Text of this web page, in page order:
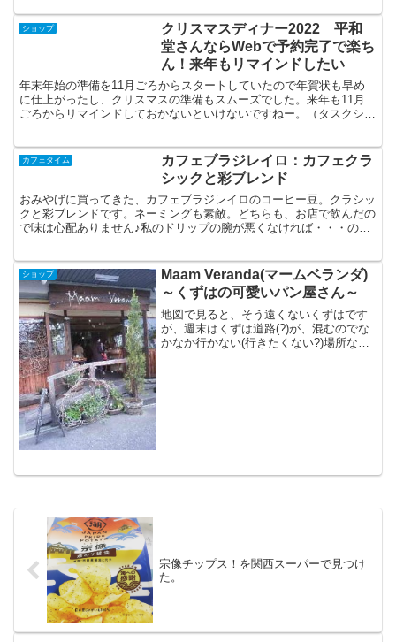
ショップ
クリスマスディナー2022 平和
堂さんならWebで予約完了で楽ち
ん！来年もリマインドしたい
年末年始の準備を11月ごろからスタートしていたので年賀状も早め
に仕上がったし、クリスマスの準備もスムーズでした。来年も11月
ごろからリマインドしておかないといけないですねー。（タスクシュ
カフェタイム
カフェブラジレイロ：カフェクラ
シックと彩ブレンド
おみやげに買ってきた、カフェブラジレイロのコーヒー豆。クラシッ
クと彩ブレンドです。ネーミングも素敵。どちらも、お店で飲んだの
で味は心配ありません♪私のドリップの腕が悪くなければ・・・の話
ショップ
Maam Veranda(マームベランダ)
～くずはの可愛いパン屋さん～
地図で見ると、そう遠くないくずはです
が、週末はくずは道路(?)が、混むのでな
かなか行かない(行きたくない?)場所なの
宗像チップス！を関西スーパーで見つけ
た。